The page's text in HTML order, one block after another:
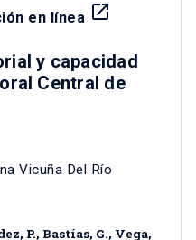
en línea launch
y capacidad
Central de
Vicuña Del Río
P., Bastías, G., Vega,